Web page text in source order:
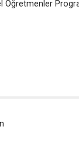
Öğretmenler